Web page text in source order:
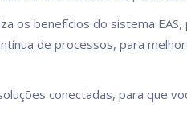
os benefícios do sistema
de processos, para
conectadas, para que